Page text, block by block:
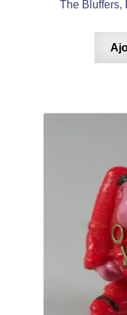
The Bluffers,